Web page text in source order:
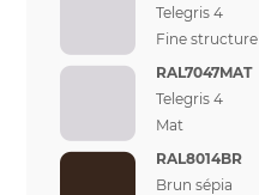
Telegris 4
Fine structure
RAL7047MAT
Telegris 4
Mat
RAL8014BR
Brun sépia